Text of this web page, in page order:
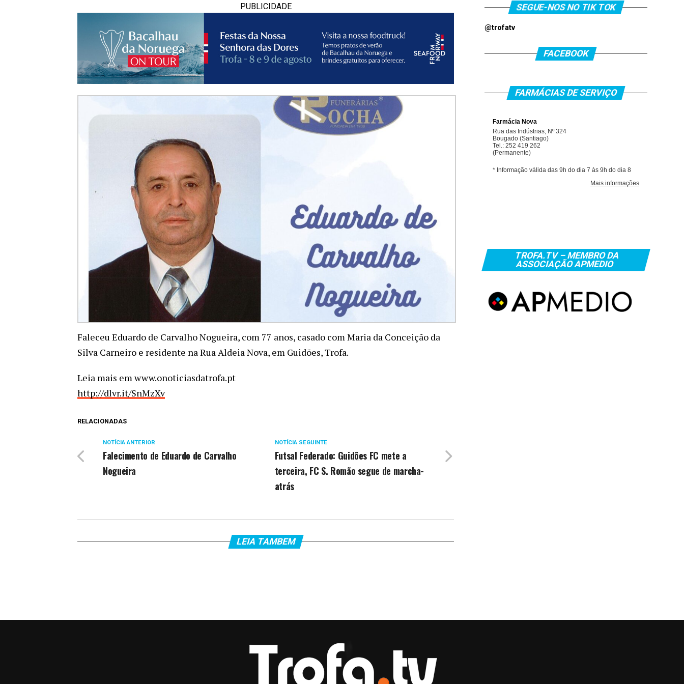
PUBLICIDADE
Faleceu Eduardo de Carvalho Nogueira, com 77 anos, casado com Maria da Conceição da
Silva Carneiro e residente na Rua Aldeia Nova, em Guidões, Trofa.
Leia mais em www.onoticiasdatrofa.pt
http://dlvr.it/SnMzXv
RELACIONADAS
NOTÍCIA SEGUINTE
Futsal Federado: Guidões FC mete a
terceira, FC S. Romão segue de marcha-
atrás
NOTÍCIA ANTERIOR
Falecimento de Eduardo de Carvalho
Nogueira
LEIA TAMBEM
SEGUE-NOS NO TIK TOK
@trofatv
FACEBOOK
FARMÁCIAS DE SERVIÇO
TROFA.TV – MEMBRO DA
ASSOCIAÇÃO APMEDIO